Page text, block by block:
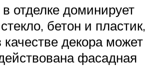
отделке доминирует
бетон и пластик,
качестве декора может
фасадная